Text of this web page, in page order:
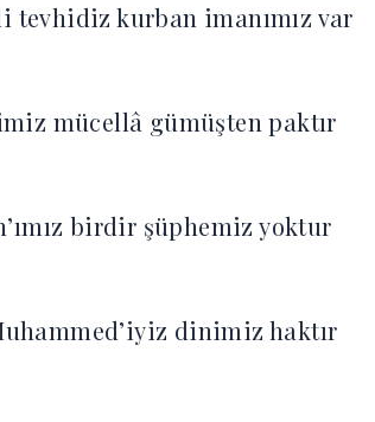
tevhidiz kurban imanımız var
mücellâ gümüşten paktır
birdir şüphemiz yoktur
dinimiz haktır